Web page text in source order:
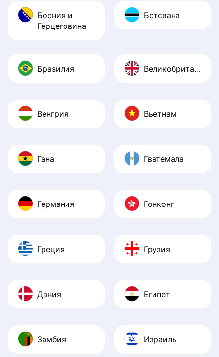
Босния и
Герцеговина
Ботсвана
Бразилия Великобритания
Венгрия Вьетнам
Гана Гватемала
Германия Гонконг
Греция Грузия
Дания Египет
Замбия Израиль